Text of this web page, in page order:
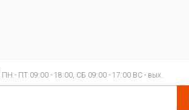
ПН - ПТ 09:00 - 18:00, СБ 09:00 - 17:00 ВС - вых.